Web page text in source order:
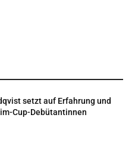
setzt auf Erfahrung und
Cup-Debütantinnen